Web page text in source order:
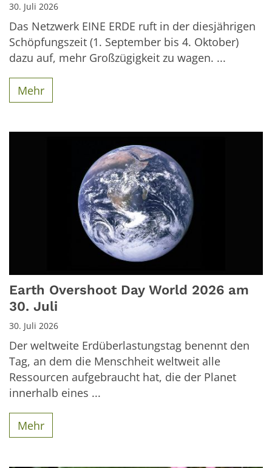
30. Juli 2026
Das Netzwerk EINE ERDE ruft in der diesjährigen
Schöpfungszeit (1. September bis 4. Oktober)
dazu auf, mehr Großzügigkeit zu wagen. ...
Mehr
Earth Overshoot Day World 2026 am
30. Juli
30. Juli 2026
Der weltweite Erdüberlastungstag benennt den
Tag, an dem die Menschheit weltweit alle
Ressourcen aufgebraucht hat, die der Planet
innerhalb eines ...
Mehr